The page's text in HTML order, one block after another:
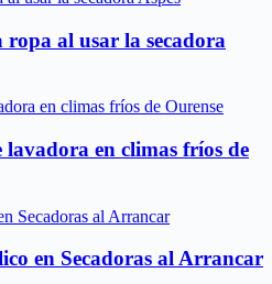
ropa al usar la secadora
en climas fríos de
en Secadoras al Arrancar